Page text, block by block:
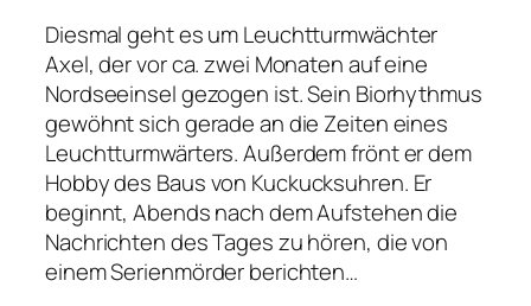
Diesmal geht es um Leuchtturmwächter
Axel, der vor ca. zwei Monaten auf eine
Nordseeinsel gezogen ist. Sein Biorhythmus
gewöhnt sich gerade an die Zeiten eines
Leuchtturmwärters. Außerdem frönt er dem
Hobby des Baus von Kuckucksuhren. Er
beginnt, Abends nach dem Aufstehen die
Nachrichten des Tages zu hören, die von
einem Serienmörder berichten…